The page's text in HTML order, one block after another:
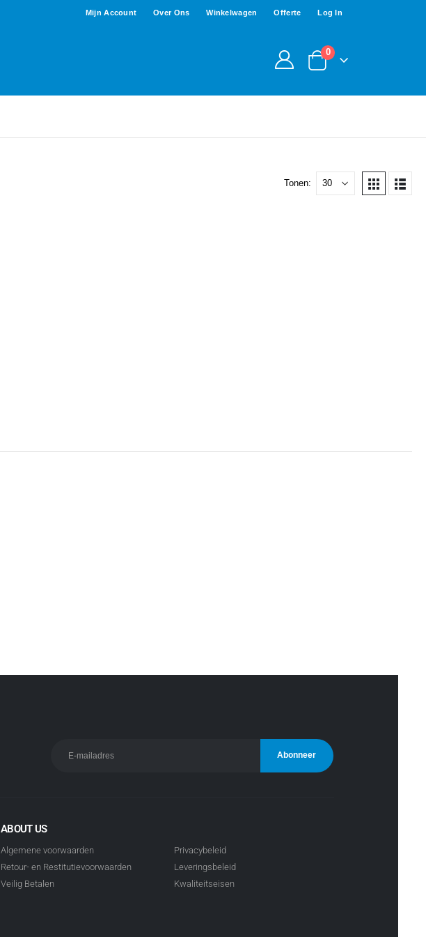
Mijn Account Over Ons Winkelwagen Offerte Log In
0
Tonen:
ABOUT US
Algemene voorwaarden
Retour- en Restitutievoorwaarden
Veilig Betalen
Privacybeleid
Leveringsbeleid
Kwaliteitseisen